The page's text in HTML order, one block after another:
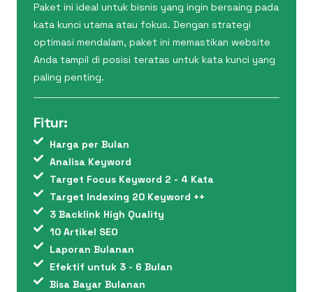
Paket ini ideal untuk bisnis yang ingin bersaing pada
kata kunci utama atau fokus. Dengan strategi
optimasi mendalam, paket ini memastikan website
Anda tampil di posisi teratas untuk kata kunci yang
paling penting.
Fitur:
Harga per Bulan
Analisa Keyword
Target Focus Keyword 2 - 4 Kata
Target Indexing 20 Keyword ++
3 Backlink High Quality
10 Artikel SEO
Laporan Bulanan
Efektif untuk 3 - 6 Bulan
Bisa Bayar Bulanan